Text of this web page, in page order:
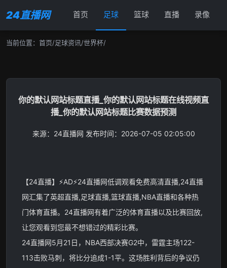
24直播网 首页 足球 篮球 直播 录像
当前位置： 首页/足球资讯/世界杯/
你的默认网站标题直播_你的默认网站标题在线视频直
播_你的默认网站标题比赛数据预测
来源：24直播网 发布时间： 2026-07-05 02:05:00
【24直播】⚡AD⚡️24直播网低调观看免费高清直播,24直播
网汇集了英超直播,足球直播,篮球直播,NBA直播和各种热
门体育直播。24直播网有着广泛的体育直播以及比赛回放,
让您观看到您最不想错过的精彩比赛。
24直播网5月21日，NBA西部决赛G2中，雷霆主场122-
113击败马刺，将比分追成1-1平。这场胜利背后的争议仍